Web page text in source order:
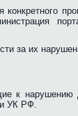
за их
к нарушению
УК РФ.